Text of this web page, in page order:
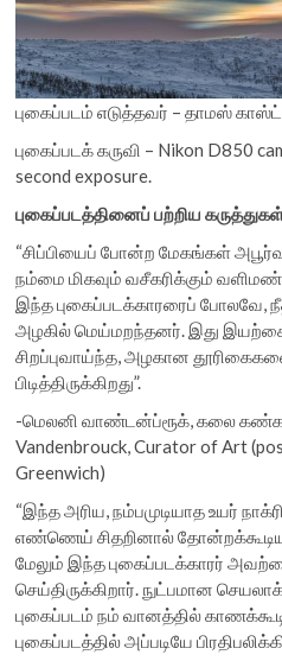
புகைப்படம் எடுத்தவர் – தாமஸ் காஸ்ட்
புகைப்படக் கருவி – Nikon D850
second exposure.
புகைப்படத்தினைப் பற்றிய
“சிப்பியைப் போன்ற மேகங்கள்
நம்மை மிகவும் வசீகரிக்கும்
இந்த புகைப்படக்காரரைப் போலவே,
அழகில் மெய்மறந்தனர். இது
சிறப்புவாய்ந்த, அழகான
பிடித்திருக்கிறது”.
-மெலனி வாண்டன்ப்ரூக், கலை
Vandenbrouck, Curator of Art
Greenwich)
“இந்த அரிய, நம்பமுடியாத உயர்
எண்ணெய் சிதறினால் தோன்றக்கூடிய
மேலும் இந்த புகைப்படக்காரர்
செய்திருக்கிறார். நுட்பமான
புகைப்படம் நம் வானத்தில்
புகைப்படத்தில் அப்படியே